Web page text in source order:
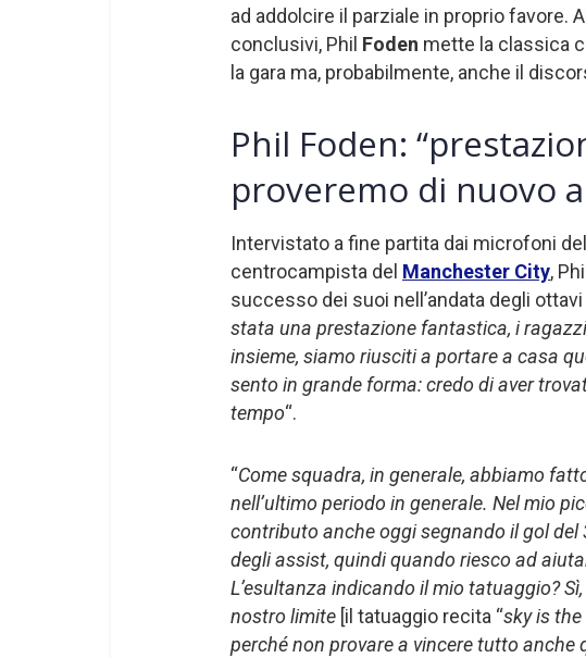
ad addolcire il parziale in proprio favore.
conclusivi, Phil Foden mette la classica
la gara ma, probabilmente, anche il
Phil Foden:
proveremo di nuovo
Intervistato a fine partita dai microfoni
centrocampista del Manchester City,
successo dei suoi nell’andata degli
stata una prestazione fantastica, i
insieme, siamo riusciti a portare a casa
sento in grande forma: credo di aver
tempo“.
“Come squadra, in generale, abbiamo
nell’ultimo periodo in generale. Nel mio
contributo anche oggi segnando il gol del
degli assist, quindi quando riesco ad
L’esultanza indicando il mio tatuaggio?
nostro limite [il tatuaggio recita “sky is
perché non provare a vincere tutto anche